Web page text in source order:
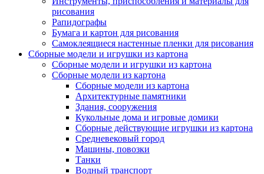
рисования
Рапидографы
Бумага и картон для рисования
Самоклеящиеся настенные пленки для рисования
Сборные модели и игрушки из картона
Сборные модели и игрушки из картона
Сборные модели из картона
Сборные модели из картона
Архитектурные памятники
Здания, сооружения
Кукольные дома и игровые домики
Сборные действующие игрушки из картона
Средневековый город
Машины, повозки
Танки
Водный транспорт